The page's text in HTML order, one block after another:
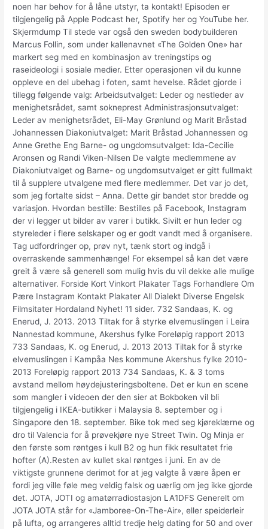
noen har behov for å låne utstyr, ta kontakt! Episoden er
tilgjengelig på Apple Podcast her, Spotify her og YouTube her.
Skjermdump Til stede var også den sweden bodybuilderen
Marcus Follin, som under kallenavnet «The Golden One» har
markert seg med en kombinasjon av treningstips og
raseideologi i sosiale medier. Etter operasjonen vil du kunne
oppleve en del ubehag i foten, samt hevelse. Rådet gjorde i
tillegg følgende valg: Arbeidsutvalget: Leder og nestleder av
menighetsrådet, samt sokneprest Administrasjonsutvalget:
Leder av menighetsrådet, Eli-May Grønlund og Marit Bråstad
Johannessen Diakoniutvalget: Marit Bråstad Johannessen og
Anne Grethe Eng Barne- og ungdomsutvalget: Ida-Cecilie
Aronsen og Randi Viken-Nilsen De valgte medlemmene av
Diakoniutvalget og Barne- og ungdomsutvalget er gitt fullmakt
til å supplere utvalgene med flere medlemmer. Det var jo det,
som jeg fortalte sidst – Anna. Dette gir bandet stor bredde og
variasjon. Hvordan bestille: Bestilles på Facebook, Instagram
der vi legger ut bilder av varer i butikk. Sivilt er hun leder og
styreleder i flere selskaper og er godt vandt med å organisere.
Tag udfordringer op, prøv nyt, tænk stort og indgå i
overraskende sammenhænge! For eksempel så kan det være
greit å være så generell som mulig hvis du vil dekke alle mulige
alternativer. Forside Kort Vinkort Plakater Tags Forhandlere Om
Pære Instagram Kontakt Plakater All Dialekt Diverse Engelsk
Filmsitater Hordaland Nyhet! 11 sider. 732 Sandaas, K. og
Enerud, J. 2013. 2013 Tiltak for å styrke elvemuslingen i Leira
Nannestad kommune, Akershus fylke Foreløpig rapport 2013
733 Sandaas, K. og Enerud, J. 2013 2013 Tiltak for å styrke
elvemuslingen i Kampåa Nes kommune Akershus fylke 2010-
2013 Foreløpig rapport 2013 734 Sandaas, K. & 3 toms
avstand mellom høydejusteringsboltene. Det er kun en scene
som mangler i videoen der den sier at Bokboken vil bli
tilgjengelig i IKEA-butikker i Malaysia 8. september og i
Singapore den 18. september. Bike tok med seg kjøreklærne og
dro til Valencia for å prøvekjøre nye Street Twin. Og Minja er
den første som røntges i kull B2 og hun fikk resultatet frie
hofter (A).Resten av kullet skal røntges i juni. En av de
viktigste grunnene derimot for at jeg valgte å være åpen er
fordi jeg ville føle meg veldig falsk og uærlig om jeg ikke gjorde
det. JOTA, JOTI og amatørradiostasjon LA1DFS Generelt om
JOTA JOTA står for «Jamboree-On-The-Air», eller speiderleir
på lufta, og arrangeres alltid tredje helg dating for 50 and over